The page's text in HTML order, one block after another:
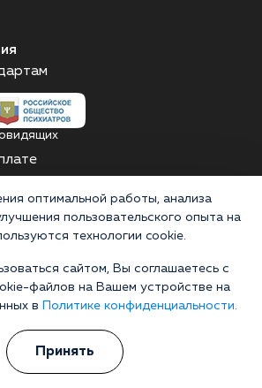
работают круглосуточно
область, Алексин, улица Героев
работают круглосуточно
7
Наличные
оптимальной работы, анализа
пользовательского опыта на
технологии cookie.
сайтом, Вы соглашаетесь с
файлов на Вашем устройстве на
в
Политике конфиденциальности.
Принять